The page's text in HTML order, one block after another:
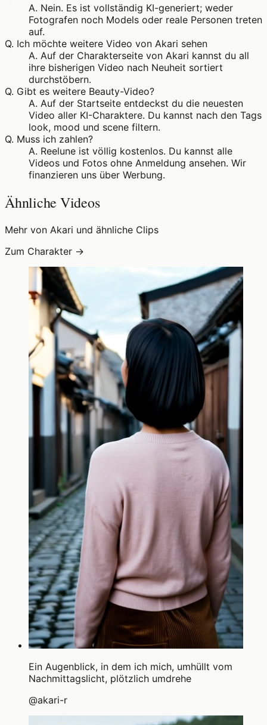
A. Nein. Es ist vollständig KI-generiert; weder
Fotografen noch Models oder reale Personen treten
auf.
Q. Ich möchte weitere Video von Akari sehen
A. Auf der Charakterseite von Akari kannst du all
ihre bisherigen Video nach Neuheit sortiert
durchstöbern.
Q. Gibt es weitere Beauty-Video?
A. Auf der Startseite entdeckst du die neuesten
Video aller KI-Charaktere. Du kannst nach den Tags
look, mood und scene filtern.
Q. Muss ich zahlen?
A. Reelune ist völlig kostenlos. Du kannst alle
Videos und Fotos ohne Anmeldung ansehen. Wir
finanzieren uns über Werbung.
Ähnliche Videos
Mehr von Akari und ähnliche Clips
Zum Charakter →
Ein Augenblick, in dem ich mich, umhüllt vom
Nachmittagslicht, plötzlich umdrehe
@akari-r